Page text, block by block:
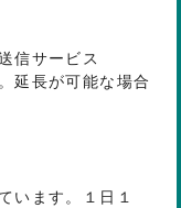
信サービス
延長が可能な場合
います。１日１